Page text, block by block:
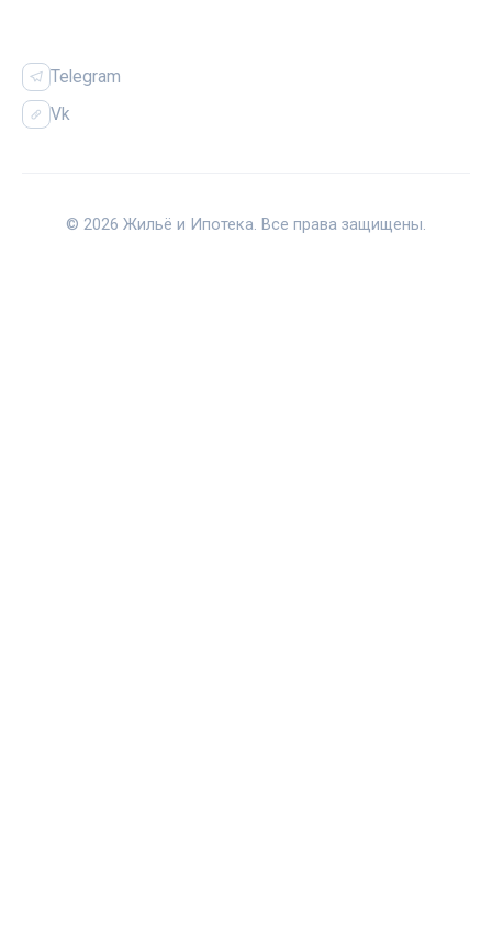
Telegram
Vk
© 2026 Жильё и Ипотека. Все права защищены.